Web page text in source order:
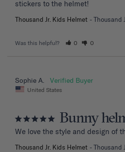
stickers to the helmet!
Thousand Jr. Kids Helmet Thousand
Was this helpful? 0 0
Sophie A.
United States
Bunny
We love the style and design of
Thousand Jr. Kids Helmet Thousand